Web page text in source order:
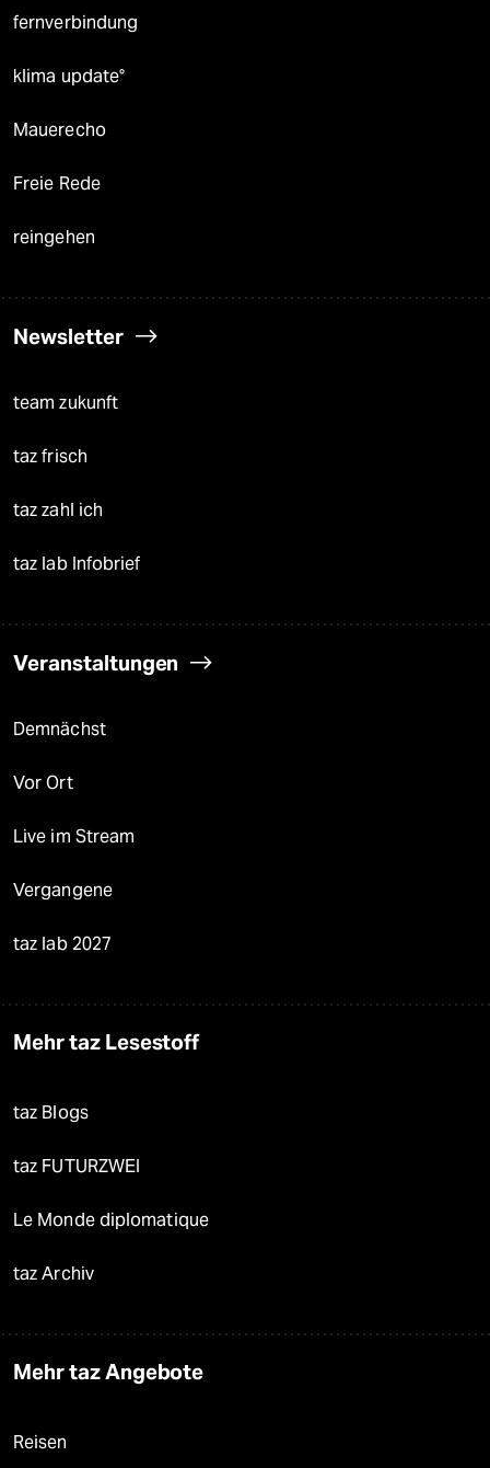
fernverbindung
klima update°
Mauerecho
Freie Rede
reingehen
Newsletter
team zukunft
taz frisch
taz zahl ich
taz lab Infobrief
Veranstaltungen
Demnächst
Vor Ort
Live im Stream
Vergangene
taz lab 2027
Mehr taz Lesestoff
taz Blogs
taz FUTURZWEI
Le Monde diplomatique
taz Archiv
Mehr taz Angebote
Reisen